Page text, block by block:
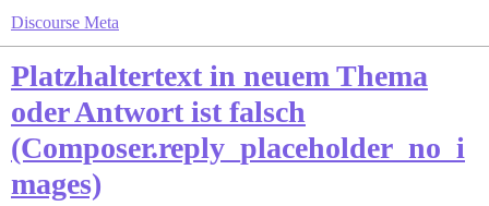
Discourse Meta
Platzhaltertext in neuem Thema
oder Antwort ist falsch
(Composer.reply_placeholder_no_i
mages)